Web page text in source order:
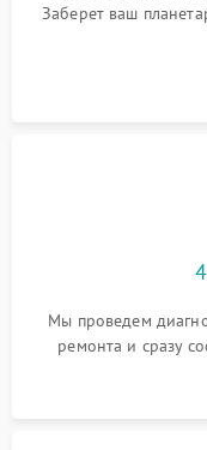
Заберет ваш
Мы проведем
ремонта и сразу